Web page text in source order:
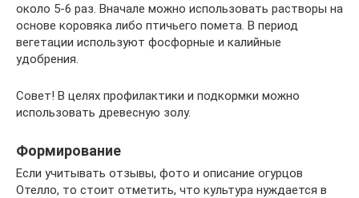
около 5-6 раз. Вначале можно использовать растворы на
основе коровяка либо птичьего помета. В период
вегетации используют фосфорные и калийные
удобрения.
Совет! В целях профилактики и подкормки можно
использовать древесную золу.
Формирование
Если учитывать отзывы, фото и описание огурцов
Отелло, то стоит отметить, что культура нуждается в